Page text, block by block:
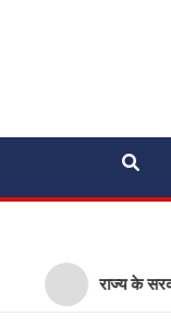
राज्य के सरकारी